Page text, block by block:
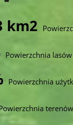
km2
Powierzchnia lasów
Powierzchnia